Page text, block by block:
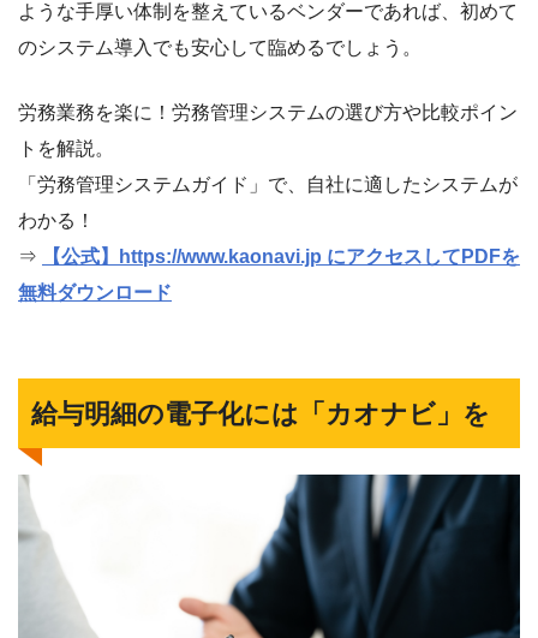
ような手厚い体制を整えているベンダーであれば、初めて
のシステム導入でも安心して臨めるでしょう。
労務業務を楽に！労務管理システムの選び方や比較ポイン
トを解説。
「労務管理システムガイド」で、自社に適したシステムが
わかる！
⇒
【公式】https://www.kaonavi.jp にアクセスしてPDFを
無料ダウンロード
給与明細の電子化には「カオナビ」を